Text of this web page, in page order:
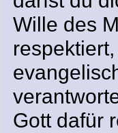
Wille des
Gott dafür